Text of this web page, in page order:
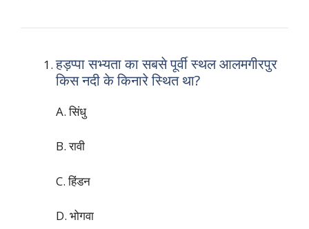
हड़प्पा सभ्यता का सबसे पूर्वी स्थल आलमगीरपुर
किस नदी के किनारे स्थित था?
A. सिंधु
B. रावी
C. हिंडन
D. भोगवा